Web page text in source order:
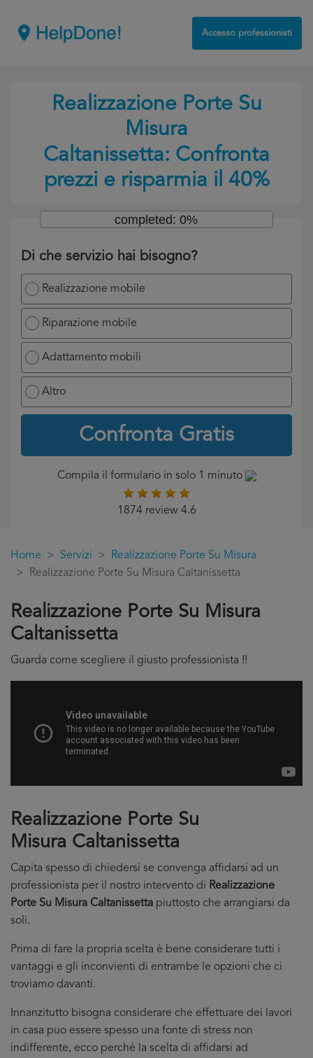
Accesso professionisti
Realizzazione Porte Su
Misura
Caltanissetta: Confronta
prezzi e risparmia il 40%
Di che servizio hai bisogno?
Realizzazione mobile
Riparazione mobile
Adattamento mobili
Altro
Confronta Gratis
completed: 0%
Compila il formulario in solo 1 minuto
1874 review 4.6
Home Servizi
Realizzazione Porte Su Misura
Realizzazione Porte Su Misura Caltanissetta
Realizzazione Porte Su Misura
Caltanissetta
Guarda come scegliere il giusto professionista !!
Realizzazione Porte Su
Misura Caltanissetta
Capita spesso di chiedersi se convenga affidarsi ad un
professionista per il nostro intervento di Realizzazione
Porte Su Misura Caltanissetta piuttosto che arrangiarsi da
soli.
Prima di fare la propria scelta è bene considerare tutti i
vantaggi e gli inconvienti di entrambe le opzioni che ci
troviamo davanti.
Innanzitutto bisogna considerare che effettuare dei lavori
in casa puo essere spesso una fonte di stress non
indifferente, ecco perché la scelta di affidarsi ad